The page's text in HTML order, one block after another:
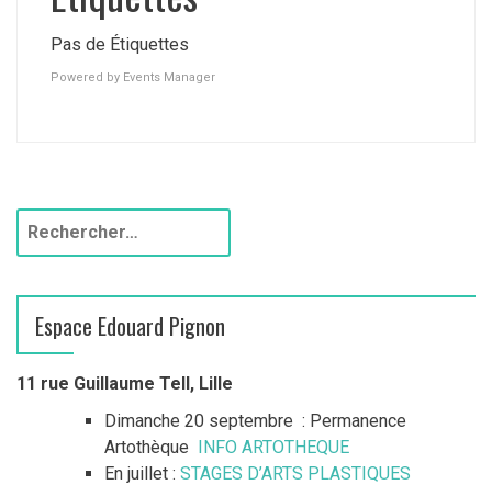
Pas de Étiquettes
Powered by Events Manager
h
r
c
Espace Edouard Pignon
11 rue Guillaume Tell, Lille
Dimanche 20 septembre : Permanence
Artothèque INFO ARTOTHEQUE
En juillet : STAGES D’ARTS PLASTIQUES